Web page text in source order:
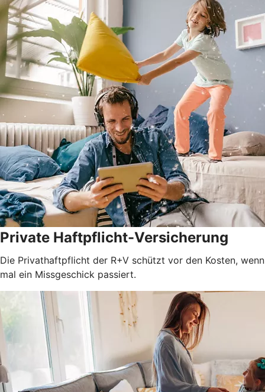
Private Haftpflicht-Versicherung
Die Privathaftpflicht der R+V schützt vor den Kosten, wenn
mal ein Missgeschick passiert.